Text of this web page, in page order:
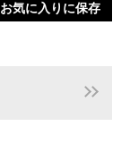
お気に入りに保存